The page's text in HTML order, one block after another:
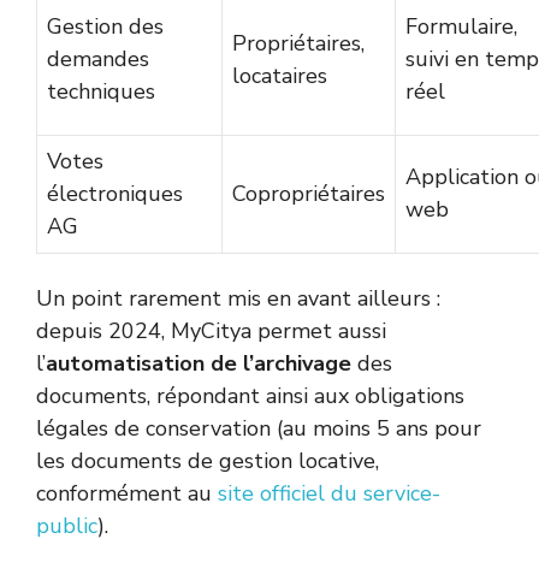
Gestion des
demandes
techniques
Propriétaires,
locataires
Formulaire,
suivi en
réel
Votes
électroniques
AG
Copropriétaires
Application
web
Un point rarement mis en avant ailleurs :
depuis 2024, MyCitya permet aussi
l’automatisation de l’archivage des
documents, répondant ainsi aux obligations
légales de conservation (au moins 5 ans pour
les documents de gestion locative,
conformément au site officiel du service-
public).